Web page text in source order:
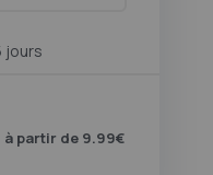
jours
à partir de 9.99€